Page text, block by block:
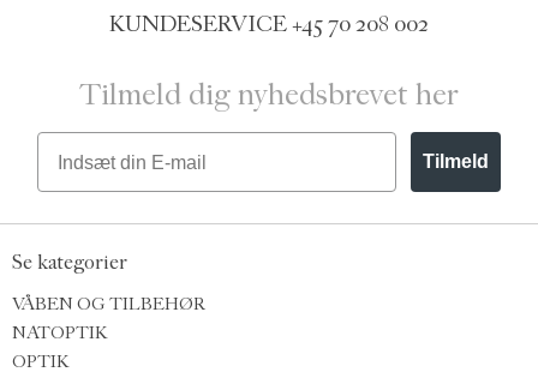
KUNDESERVICE+45 70 208 002
Tilmeld dig nyhedsbrevet her
Email
Tilmeld
Se kategorier
VÅBEN OG TILBEHØR
NATOPTIK
OPTIK